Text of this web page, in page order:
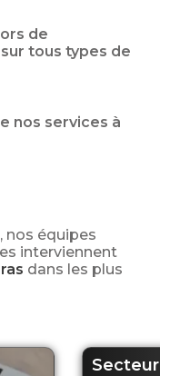
de
tous types de
nos services à
, nos équipes
interviennent
dans les plus
Secteur